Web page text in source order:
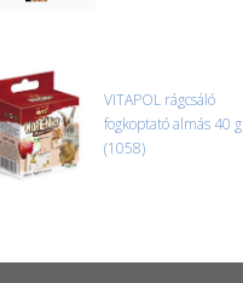
VITAPOL rágcsáló
fogkoptató almás 40 g
(1058)